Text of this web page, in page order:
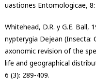
uastiones Entomologicae, 8:
Whitehead, D.R. y G.E. Ball,
nypterygia Dejean (Insecta:
axonomic revision of the
life and geographical
6 (3): 289-409.